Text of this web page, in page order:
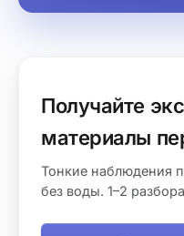
Получайте
материалы
Тонкие наблюдения
без воды. 1–2